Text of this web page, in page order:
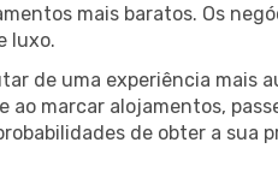
mais baratos. Os
luxo.
de uma experiência mais
marcar alojamentos,
de obter a sua